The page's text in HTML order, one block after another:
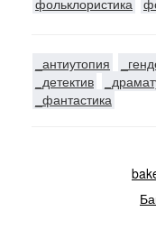
фольклористика
_антиутопия
_детектив
_фантастика